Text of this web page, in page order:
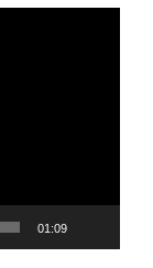
01:09